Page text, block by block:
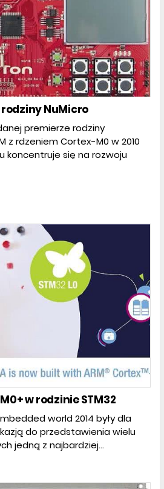
NuMicro
premierze rodziny
z rdzeniem Cortex-M0 w 2010
koncentruje się na rozwoju
w rodzinie STM32
world 2014 były dla
do przedstawienia wielu
jedną z najbardziej...